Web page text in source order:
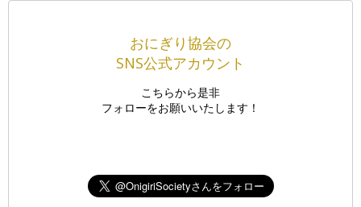
おにぎり協会の
SNS公式アカウント
こちらから是非
フォローをお願いいたします！